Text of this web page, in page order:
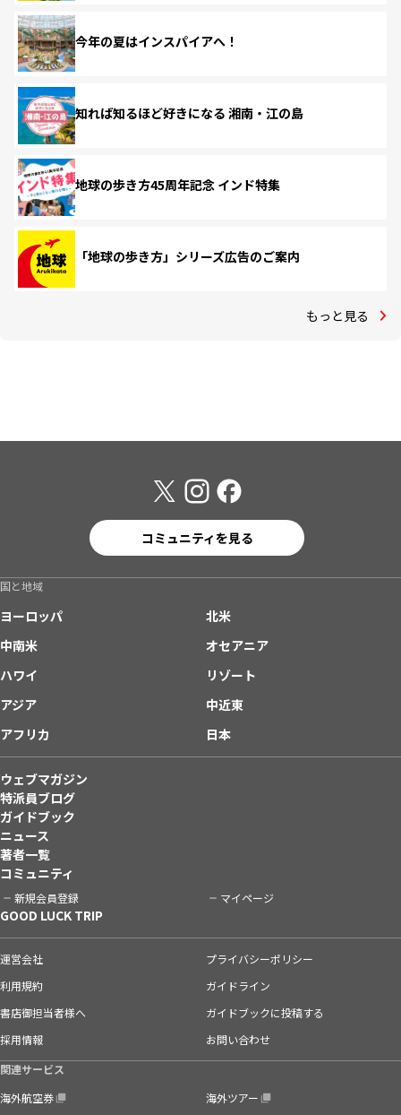
今年の夏はインスパイアへ！
知れば知るほど好きになる 湘南・江の島
地球の歩き方45周年記念 インド特集
「地球の歩き方」シリーズ広告のご案内
もっと見る
コミュニティを見る
国と地域
ヨーロッパ
北米
中南米
オセアニア
ハワイ
リゾート
アジア
中近東
アフリカ
日本
ウェブマガジン
特派員ブログ
ガイドブック
ニュース
著者一覧
コミュニティ
新規会員登録 マイページ
GOOD LUCK TRIP
運営会社
プライバシーポリシー
利用規約
ガイドライン
書店御担当者様へ
ガイドブックに投稿する
採用情報
お問い合わせ
関連サービス
海外航空券
海外ツアー